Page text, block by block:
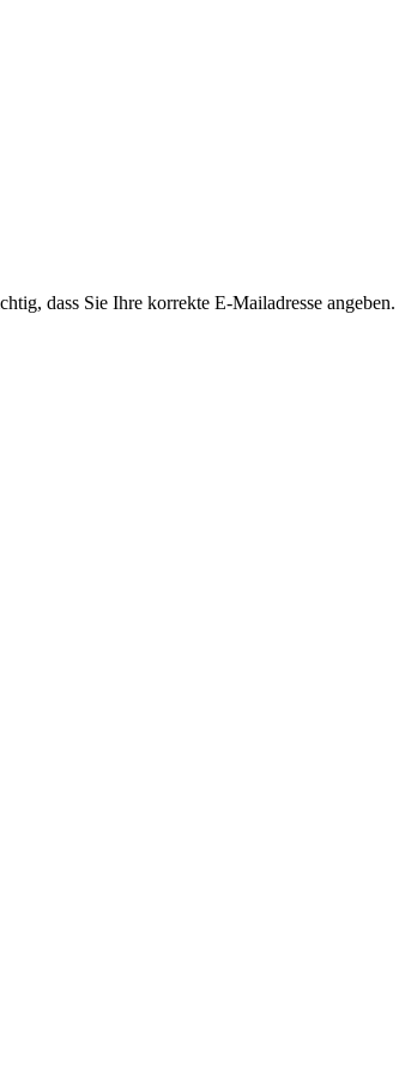
dass Sie Ihre korrekte E-Mailadresse angeben.